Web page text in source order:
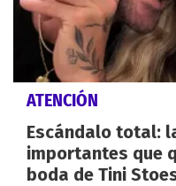
ATENCIÓN
Escándalo total:
importantes que
boda de Tini